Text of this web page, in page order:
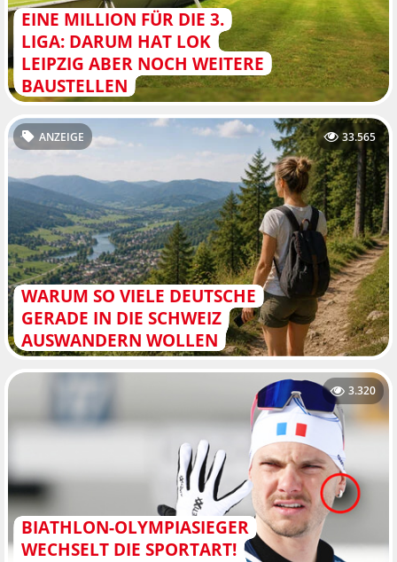
EINE MILLION FÜR DIE 3.
LIGA: DARUM HAT LOK
LEIPZIG ABER NOCH WEITERE
BAUSTELLEN
WARUM SO VIELE DEUTSCHE
GERADE IN DIE SCHWEIZ
AUSWANDERN WOLLEN
ANZEIGE 33.565
BIATHLON-OLYMPIASIEGER
WECHSELT DIE SPORTART!
3.320